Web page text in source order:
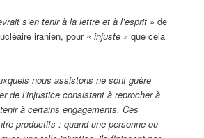
s’en tenir à la lettre et à l’esprit » de
iranien, pour « injuste » que cela
nous assistons ne sont guère
de l’injustice consistant à reprocher à
à certains engagements. Ces
productifs : quand une personne ou